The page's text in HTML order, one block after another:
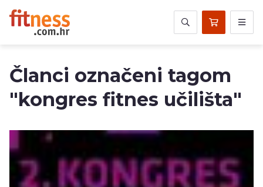
Članci označeni tagom
"kongres fitnes učilišta"